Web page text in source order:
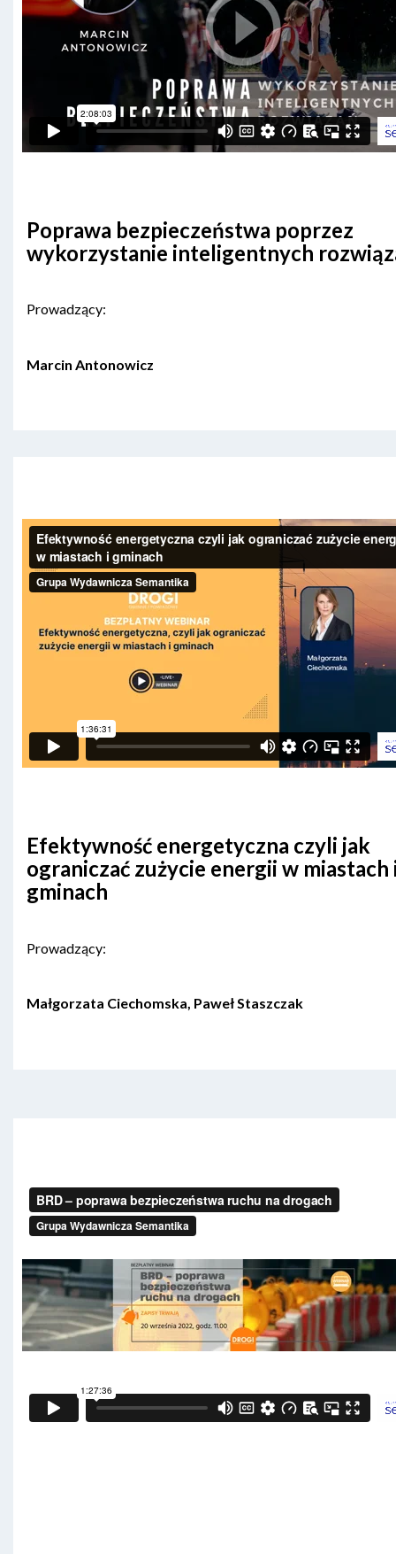
Poprawa bezpieczeństwa poprzez
wykorzystanie inteligentnych
Prowadzący:
Marcin Antonowicz
Efektywność energetyczna czyli jak
ograniczać zużycie energii w miastach
gminach
Prowadzący:
Małgorzata Ciechomska, Paweł Staszczak